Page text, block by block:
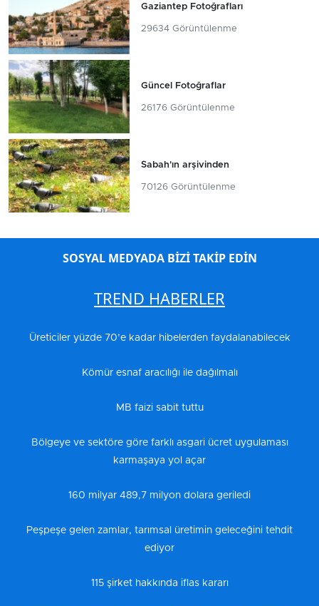
Gaziantep Fotoğrafları
29634 Görüntülenme
Güncel Fotoğraflar
26176 Görüntülenme
Sabah'ın arşivinden
70126 Görüntülenme
SOSYAL MEDYADA BİZİ TAKİP EDİN
TREND HABERLER
Üreticiler yüzde 70’e kadar hibelerden faydalanabilecek
Kömür esnaf aracılığı ile dağılmalı
MB faizi sabit tuttu
Bölgeye ve sektöre göre farklı asgari ücret uygulaması
karmaşaya yol açar
160 milyar 489,7 milyon dolara geriledi
Peşpeşe gelen zamlar, tarımsal üretimin geleceğini tehdit
ediyor
115 şirket hakkında iflas kararı